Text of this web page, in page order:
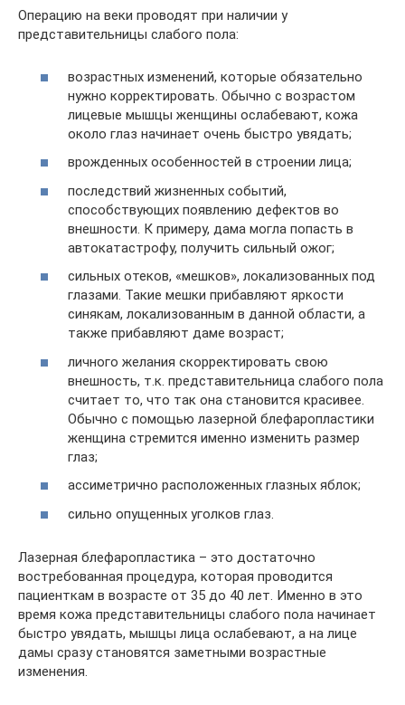
Операцию на веки проводят при наличии у
представительницы слабого пола:
возрастных изменений, которые обязательно
нужно корректировать. Обычно с возрастом
лицевые мышцы женщины ослабевают, кожа
около глаз начинает очень быстро увядать;
врожденных особенностей в строении лица;
последствий жизненных событий,
способствующих появлению дефектов во
внешности. К примеру, дама могла попасть в
автокатастрофу, получить сильный ожог;
сильных отеков, «мешков», локализованных под
глазами. Такие мешки прибавляют яркости
синякам, локализованным в данной области, а
также прибавляют даме возраст;
личного желания скорректировать свою
внешность, т.к. представительница слабого пола
считает то, что так она становится красивее.
Обычно с помощью лазерной блефаропластики
женщина стремится именно изменить размер
глаз;
ассиметрично расположенных глазных яблок;
сильно опущенных уголков глаз.
Лазерная блефаропластика – это достаточно
востребованная процедура, которая проводится
пациенткам в возрасте от 35 до 40 лет. Именно в это
время кожа представительницы слабого пола начинает
быстро увядать, мышцы лица ослабевают, а на лице
дамы сразу становятся заметными возрастные
изменения.